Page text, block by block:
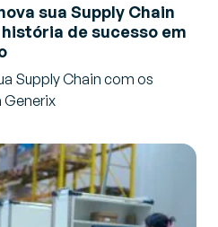
sua Supply Chain
de sucesso em
Supply Chain com os
Generix